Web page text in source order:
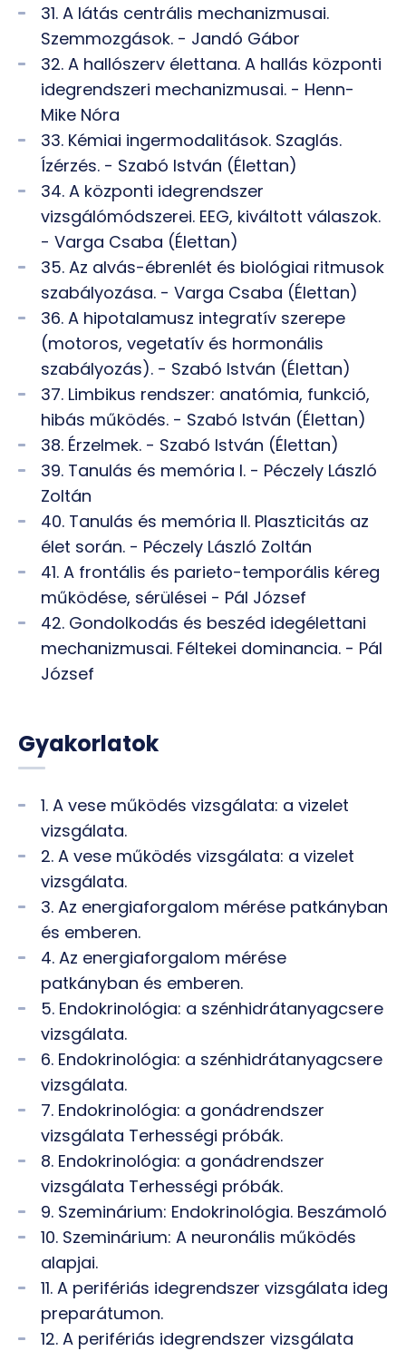
31. A látás centrális mechanizmusai.
Szemmozgások. - Jandó Gábor
32. A hallószerv élettana. A hallás központi
idegrendszeri mechanizmusai. - Henn-
Mike Nóra
33. Kémiai ingermodalitások. Szaglás.
Ízérzés. - Szabó István (Élettan)
34. A központi idegrendszer
vizsgálómódszerei. EEG, kiváltott válaszok.
- Varga Csaba (Élettan)
35. Az alvás-ébrenlét és biológiai ritmusok
szabályozása. - Varga Csaba (Élettan)
36. A hipotalamusz integratív szerepe
(motoros, vegetatív és hormonális
szabályozás). - Szabó István (Élettan)
37. Limbikus rendszer: anatómia, funkció,
hibás működés. - Szabó István (Élettan)
38. Érzelmek. - Szabó István (Élettan)
39. Tanulás és memória I. - Péczely László
Zoltán
40. Tanulás és memória II. Plaszticitás az
élet során. - Péczely László Zoltán
41. A frontális és parieto-temporális kéreg
működése, sérülései - Pál József
42. Gondolkodás és beszéd idegélettani
mechanizmusai. Féltekei dominancia. - Pál
József
Gyakorlatok
1. A vese működés vizsgálata: a vizelet
vizsgálata.
2. A vese működés vizsgálata: a vizelet
vizsgálata.
3. Az energiaforgalom mérése patkányban
és emberen.
4. Az energiaforgalom mérése
patkányban és emberen.
5. Endokrinológia: a szénhidrátanyagcsere
vizsgálata.
6. Endokrinológia: a szénhidrátanyagcsere
vizsgálata.
7. Endokrinológia: a gonádrendszer
vizsgálata Terhességi próbák.
8. Endokrinológia: a gonádrendszer
vizsgálata Terhességi próbák.
9. Szeminárium: Endokrinológia. Beszámoló
10. Szeminárium: A neuronális működés
alapjai.
11. A perifériás idegrendszer vizsgálata ideg
preparátumon.
12. A perifériás idegrendszer vizsgálata